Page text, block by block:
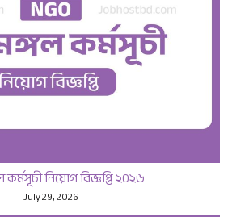
কর্মসূচী নিয়োগ বিজ্ঞপ্তি ২০২৬
July 29, 2026